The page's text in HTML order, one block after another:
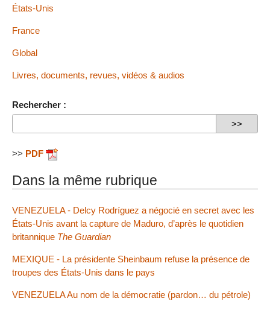
États-Unis
France
Global
Livres, documents, revues, vidéos & audios
Rechercher :
>> PDF
Dans la même rubrique
VENEZUELA - Delcy Rodríguez a négocié en secret avec les
États-Unis avant la capture de Maduro, d’après le quotidien
britannique The Guardian
MEXIQUE - La présidente Sheinbaum refuse la présence de
troupes des États-Unis dans le pays
VENEZUELA Au nom de la démocratie (pardon… du pétrole)